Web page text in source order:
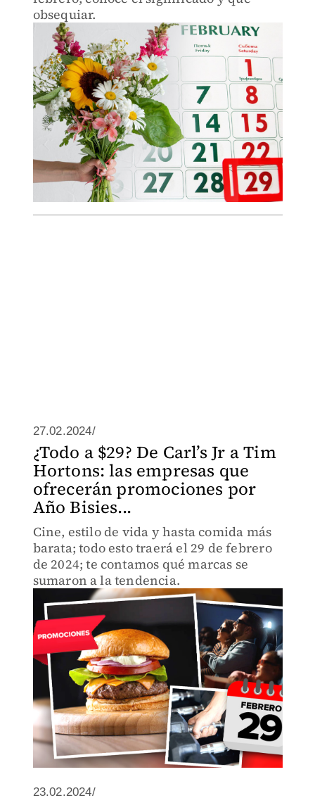
obsequiar.
27.02.2024/
¿Todo a $29? De Carl’s Jr a Tim
Hortons: las empresas que
ofrecerán promociones por
Año Bisies...
Cine, estilo de vida y hasta comida más
barata; todo esto traerá el 29 de febrero
de 2024; te contamos qué marcas se
sumaron a la tendencia.
23.02.2024/